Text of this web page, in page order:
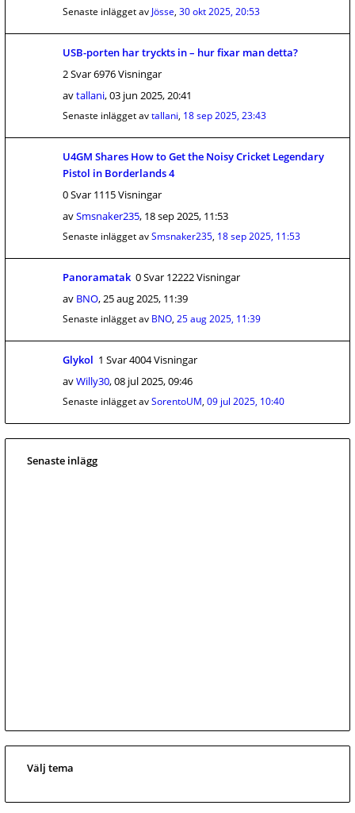
Senaste inlägget av Jösse, 30 okt 2025, 20:53
USB-porten har tryckts in – hur fixar man detta?
2 Svar 6976 Visningar
avtallani,03 jun 2025, 20:41
Senaste inlägget avtallani, 18 sep 2025, 23:43
U4GM Shares How to Get the Noisy Cricket Legendary
Pistol in Borderlands 4
0 Svar 1115 Visningar
avSmsnaker235, 18 sep 2025, 11:53
Senaste inlägget avSmsnaker235, 18 sep 2025, 11:53
Panoramatak 0 Svar 12222 Visningar
av BNO,25 aug 2025, 11:39
Senaste inlägget av BNO, 25 aug 2025, 11:39
Glykol 1 Svar 4004 Visningar
avWilly30,08 jul 2025, 09:46
Senaste inlägget avSorentoUM, 09 jul 2025, 10:40
Senaste inlägg
Välj tema